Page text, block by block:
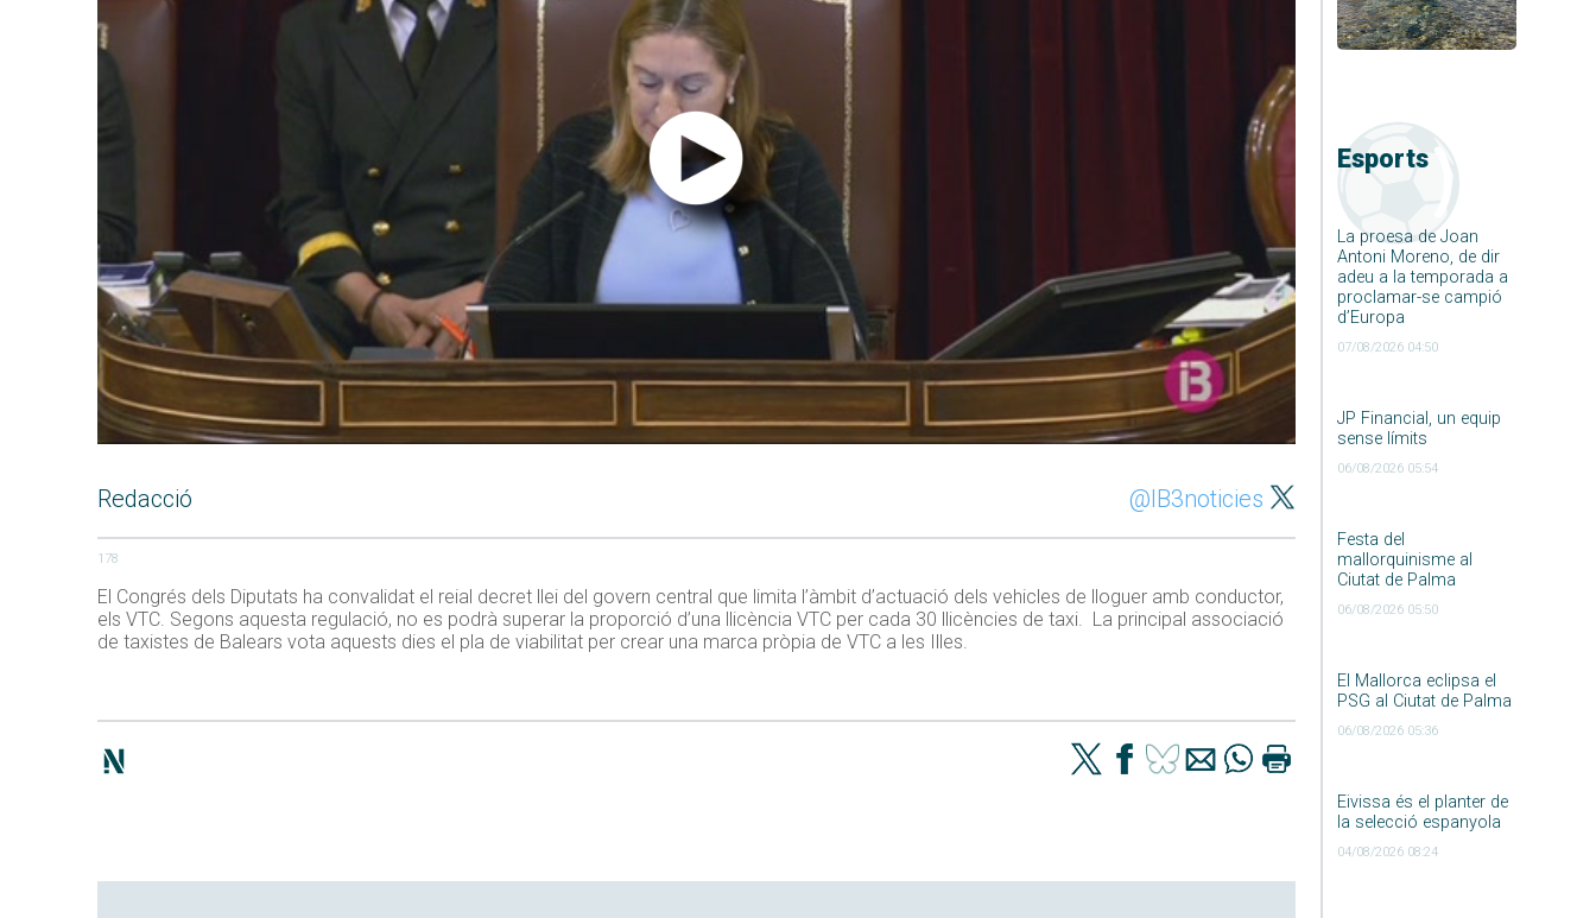
Esports
La proesa de Joan
Antoni Moreno, de dir
adeu a la temporada a
proclamar-se campió
d’Europa
07/08/2026 04:50
JP Financial, un equip
sense límits
06/08/2026 05:54
Festa del
mallorquinisme al
Ciutat de Palma
06/08/2026 05:50
El Mallorca eclipsa el
PSG al Ciutat de Palma
06/08/2026 05:36
Eivissa és el planter de
la selecció espanyola
04/08/2026 08:24
Redacció @IB3noticies
178
El Congrés dels Diputats ha convalidat el reial decret llei del govern central que limita l’àmbit d’actuació dels vehicles de lloguer amb conductor,
els VTC. Segons aquesta regulació, no es podrà superar la proporció d’una llicència VTC per cada 30 llicències de taxi. La principal associació
de taxistes de Balears vota aquests dies el pla de viabilitat per crear una marca pròpia de VTC a les Illes.